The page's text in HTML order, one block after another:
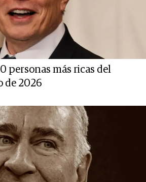
personas más ricas del
de 2026